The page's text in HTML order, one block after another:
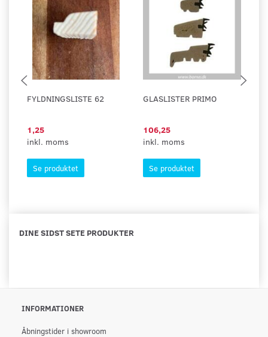
FYLDNINGSLISTE 62
1,25
inkl. moms
Se produktet
GLASLISTER PRIMO
106,25
inkl. moms
Se produktet
DINE SIDST SETE PRODUKTER
INFORMATIONER
Åbningstider i showroom